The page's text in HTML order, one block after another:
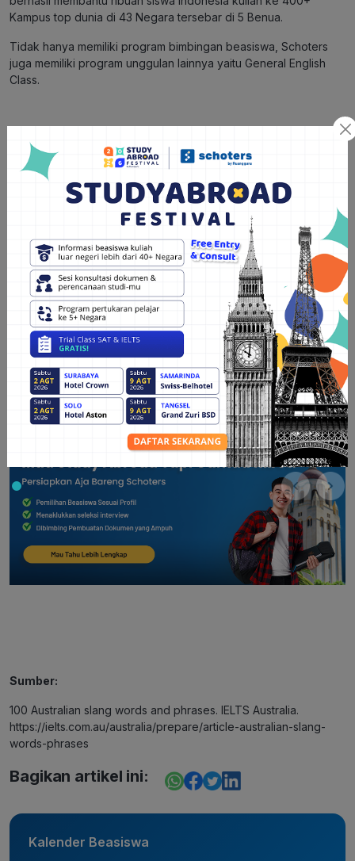
Kampus top dunia di 43 Negara tersebar di 5 Benua.
Tidak hanya memiliki program bimbingan beasiswa, Schoters
juga memiliki program unggulan lainnya yaitu General English
Class.
Kelas terdiri dari teori dan praktik
Sudah termasuk kurikulum, materi, dan e-book sebagai
panduan pembelajaran
Terdapat pretest dan final test oleh tutor
Mendapatkan feedback dan bimbingan dari tutor untuk
meningkatkan kemampuanmu
Kelas privat dengan waktu fleksibel sesuai kesepakatan
siswa dan tutor
Tertarik bergabung? Sebelum ambil kelas, Hunters bisa
konsultasi gratistentangGeneral English Class
di Schoters
agar tahu mana program yang cocok sesuai kebutuhanmu!
Sumber:
100 Australian slang words and phrases. IELTS Australia.
https://ielts.com.au/australia/prepare/article-australian-slang-
words-phrases
Bagikan artikel ini:
Kalender Beasiswa